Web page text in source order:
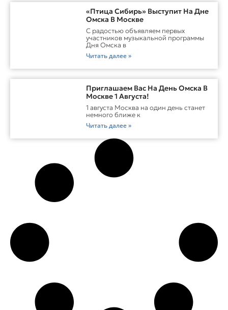
«Птица Сибирь» Выступит На Дне
Омска В Москве
С радостью объявляем первых
участников музыкальной программы
Дня Омска в
Читать далее »
Приглашаем Вас На День Омска В
Москве 1 Августа!
1 августа Москва на один день станет
немного ближе к
Читать далее »